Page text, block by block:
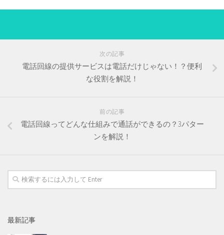
次の記事
電話回線の提供サービスは電話だけじゃない！？便利
な役割を解説！
前の記事
電話回線ってどんな仕組みで通話ができるの？3パター
ンを解説！
最新記事